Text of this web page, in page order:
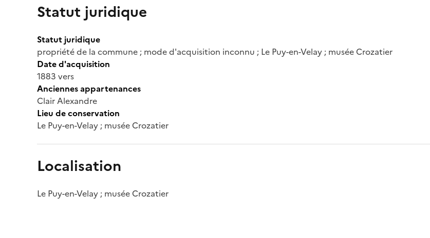
Statut juridique
Statut juridique
propriété de la commune ; mode d'acquisition inconnu ; Le Puy-en-Velay ; musée Crozatier
Date d'acquisition
1883 vers
Anciennes appartenances
Clair Alexandre
Lieu de conservation
Le Puy-en-Velay ; musée Crozatier
Localisation
Le Puy-en-Velay ; musée Crozatier